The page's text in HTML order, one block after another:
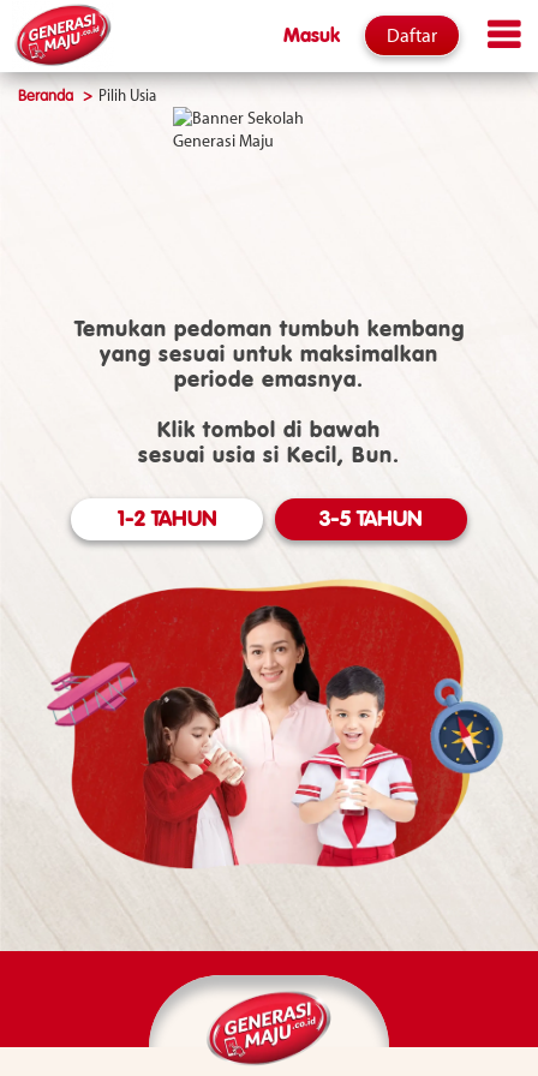
Masuk Daftar
Beranda Pilih Usia
Temukan pedoman tumbuh kembang
yang sesuai untuk maksimalkan
periode emasnya.
Klik tombol di bawah
sesuai usia si Kecil, Bun.
1-2 TAHUN 3-5 TAHUN